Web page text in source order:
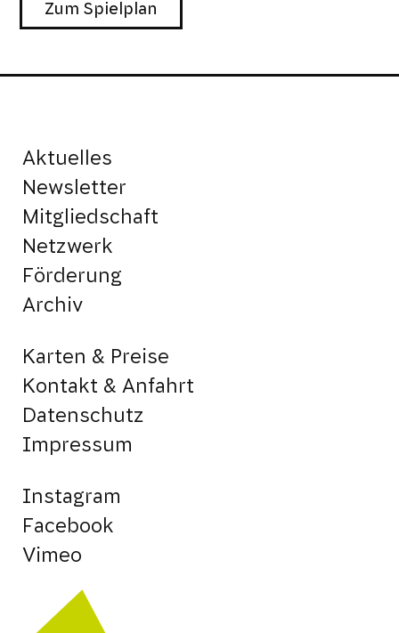
Zum Spielplan
Aktuelles
Newsletter
Mitgliedschaft
Netzwerk
Förderung
Archiv
Karten & Preise
Kontakt & Anfahrt
Datenschutz
Impressum
Instagram
Facebook
Vimeo